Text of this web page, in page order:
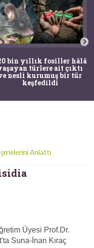
bin yıllık fosiller hâlâ
türlere ait çıktı
nesli kurumuş bir tür
keşfedildi
Anlattı
Üyesi Prof.Dr.
Suna-İnan Kıraç